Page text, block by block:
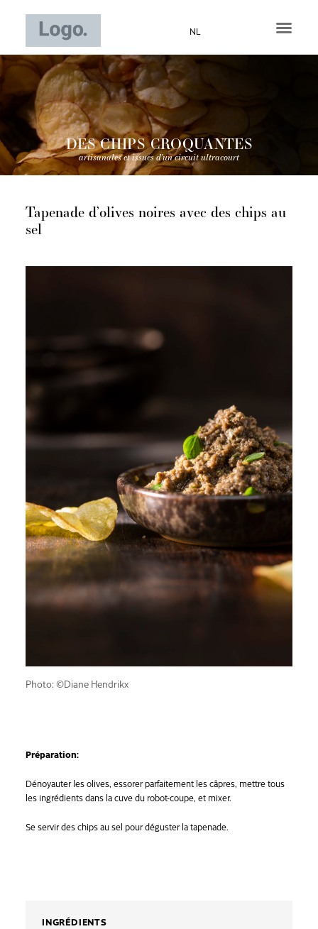
NL
DES CHIPS CROQUANTES
artisanales et issues d’un circuit ultracourt
INGRÉDIENTS
Tapenade d’olives noires avec des chips au
sel
Photo: ©Diane Hendrikx
Préparation:
Dénoyauter les olives, essorer parfaitement les câpres, mettre tous
les ingrédients dans la cuve du robot-coupe, et mixer.
Se servir des chips au sel pour déguster la tapenade.